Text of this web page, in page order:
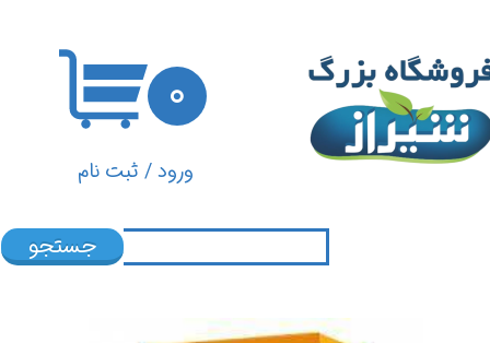
ورود/ ثبت نام
تغییر گذر واژه
سفارشات
۰
جستجو